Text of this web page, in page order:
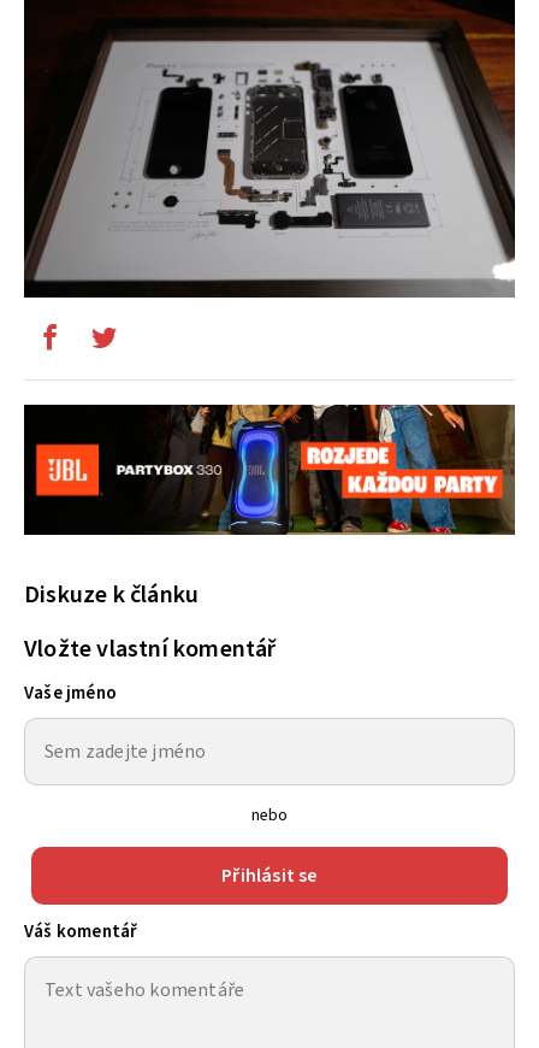
Diskuze k článku
Vložte vlastní komentář
Vaše jméno
nebo
Přihlásit se
Váš komentář